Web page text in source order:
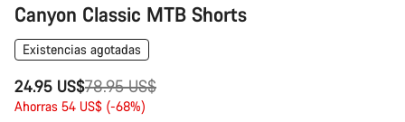
Canyon Classic MTB Shorts
Existencias agotadas
24.95 US$
Precio
original
78.95 US$
Ahorras 54 US$ (-68%)